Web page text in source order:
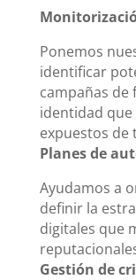
Ponemos
identificar
campañas
identidad
expuestos de
Planes de
Ayudamos a
definir la
digitales que
Gestión de